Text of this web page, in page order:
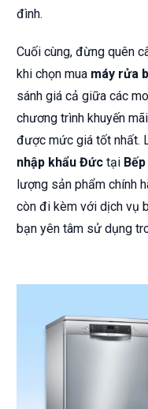
đình.
Cuối cùng, đừng quên
khi chọn mua máy rửa
sánh giá cả giữa các
chương trình khuyến
được mức giá tốt nhất.
nhập khẩu Đức tại
lượng sản phẩm chính
còn đi kèm với dịch vụ
bạn yên tâm sử dụng